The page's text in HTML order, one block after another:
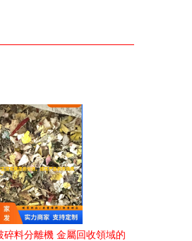
碎料分離機 金屬回收領域的